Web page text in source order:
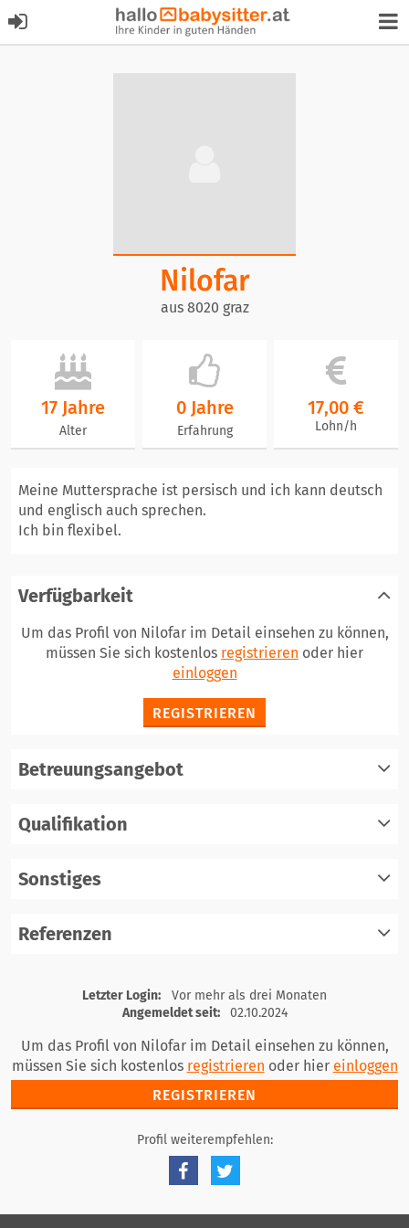
Nilofar
aus 8020 graz
17 Jahre
Alter
0 Jahre
Erfahrung
17,00 €
Lohn/h
Meine Muttersprache ist persisch und ich kann deutsch
und englisch auch sprechen.
Ich bin flexibel.
Verfügbarkeit
Um das Profil von Nilofar im Detail einsehen zu können,
müssen Sie sich kostenlos registrieren oder hier
einloggen
REGISTRIEREN
Betreuungsangebot
Qualifikation
Sonstiges
Referenzen
registrieren
einloggen
Letzter Login:
Vor mehr als drei Monaten
Angemeldet seit:
02.10.2024
Um das Profil von Nilofar im Detail einsehen zu können,
müssen Sie sich kostenlos registrieren oder hier einloggen
REGISTRIEREN
Profil weiterempfehlen: